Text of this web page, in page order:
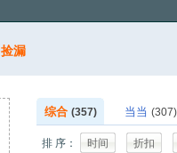
捡漏
综合 (357) 当当 (307)
排 序： 时间 折扣